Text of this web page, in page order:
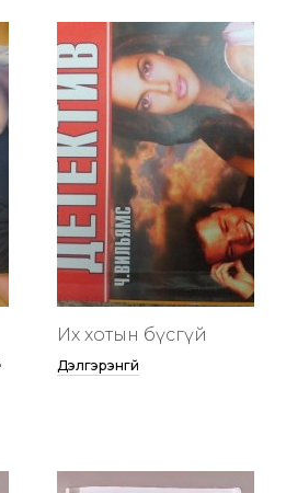
Их хотын бүсгүй
Дэлгэрэнгүй